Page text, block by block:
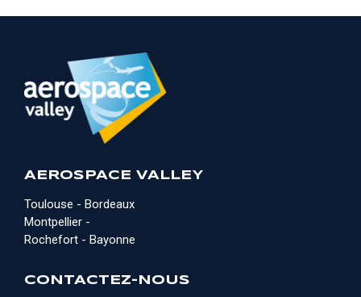
AEROSPACE VALLEY
Toulouse - Bordeaux
Montpellier -
Rochefort - Bayonne
CONTACTEZ-NOUS